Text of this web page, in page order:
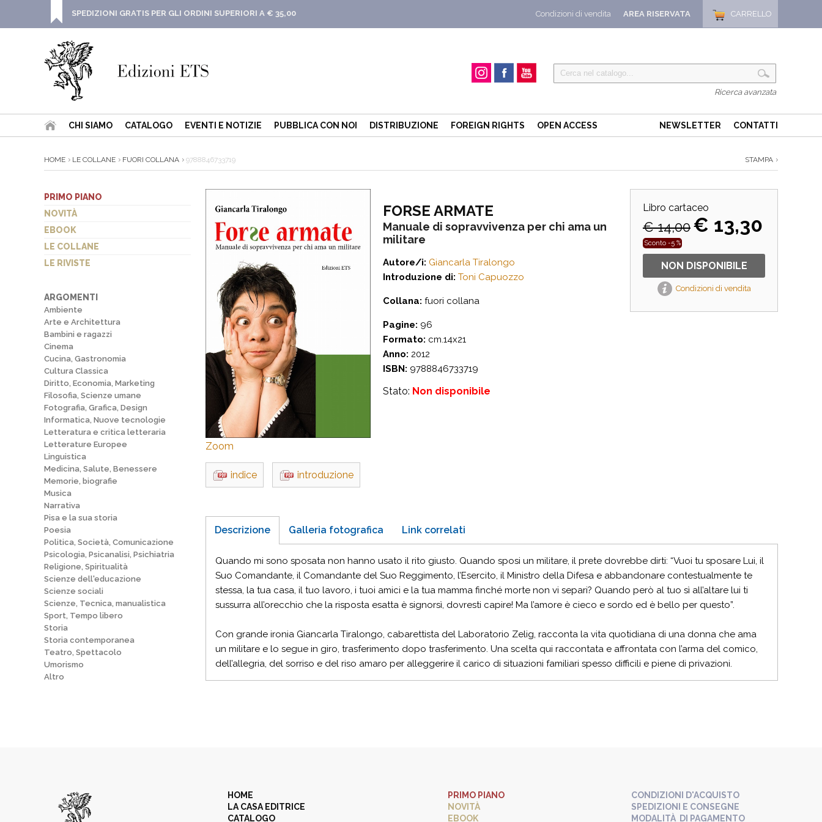
CARRELLO
AREA RISERVATA
Condizioni di vendita
SPEDIZIONI GRATIS PER GLI ORDINI SUPERIORI A € 35,00
Ricerca avanzata
CHI SIAMO CATALOGO EVENTI E NOTIZIE PUBBLICA CON NOI DISTRIBUZIONE FOREIGN RIGHTS OPEN ACCESS NEWSLETTER CONTATTI
HOME LE COLLANE FUORI COLLANA 9788846733719 STAMPA
PRIMO PIANO
NOVITÀ
EBOOK
LE COLLANE
LE RIVISTE
ARGOMENTI
Ambiente
Arte e Architettura
Bambini e ragazzi
Cinema
Cucina, Gastronomia
Cultura Classica
Diritto, Economia, Marketing
Filosofia, Scienze umane
Fotografia, Grafica, Design
Informatica, Nuove tecnologie
Letteratura e critica letteraria
Letterature Europee
Linguistica
Medicina, Salute, Benessere
Memorie, biografie
Musica
Narrativa
Pisa e la sua storia
Poesia
Politica, Società, Comunicazione
Psicologia, Psicanalisi, Psichiatria
Religione, Spiritualità
Scienze dell'educazione
Scienze sociali
Scienze, Tecnica, manualistica
Sport, Tempo libero
Storia
Storia contemporanea
Teatro, Spettacolo
Umorismo
Altro
Libro cartaceo
€ 14,00€ 13,30
Sconto -5 %
NON DISPONIBILE
Condizioni di vendita
Zoom
FORSE ARMATE
Manuale di sopravvivenza per chi ama un
militare
Autore/i: Giancarla Tiralongo
Introduzione di: Toni Capuozzo
Collana: fuori collana
Pagine: 96
Formato: cm.14x21
Anno: 2012
ISBN: 9788846733719
Stato: Non disponibile
indice introduzione
Descrizione Galleria fotografica Link correlati
Quando mi sono sposata non hanno usato il rito giusto. Quando sposi un militare, il prete dovrebbe dirti: “Vuoi tu sposare Lui, il
Suo Comandante, il Comandante del Suo Reggimento, l’Esercito, il Ministro della Difesa e abbandonare contestualmente te
stessa, la tua casa, il tuo lavoro, i tuoi amici e la tua mamma finché morte non vi separi? Quando però al tuo sì all’altare lui ti
sussurra all’orecchio che la risposta esatta è signorsì, dovresti capire! Ma l’amore è cieco e sordo ed è bello per questo”.
Con grande ironia Giancarla Tiralongo, cabarettista del Laboratorio Zelig, racconta la vita quotidiana di una donna che ama
un militare e lo segue in giro, trasferimento dopo trasferimento. Una scelta qui raccontata e affrontata con l’arma del comico,
dell’allegria, del sorriso e del riso amaro per alleggerire il carico di situazioni familiari spesso difficili e piene di privazioni.
HOME
LA CASA EDITRICE
CATALOGO
PRIMO PIANO
NOVITÀ
EBOOK
CONDIZIONI D'ACQUISTO
SPEDIZIONI E CONSEGNE
MODALITÀ DI PAGAMENTO